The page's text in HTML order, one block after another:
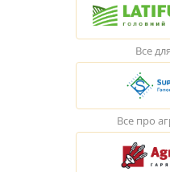
Все
Все про